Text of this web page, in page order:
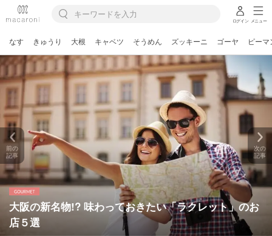
ログイン メニュー
なす きゅうり 大根 キャベツ そうめん ズッキーニ ゴーヤ ピーマ
大阪の新名物!? 味わっておきたい「ラクレット」のお
店５選
前の
記事
次の
記事